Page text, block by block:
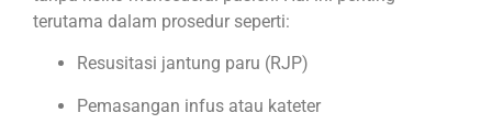
terutama dalam prosedur seperti:
Resusitasi jantung paru (RJP)
Pemasangan infus atau kateter